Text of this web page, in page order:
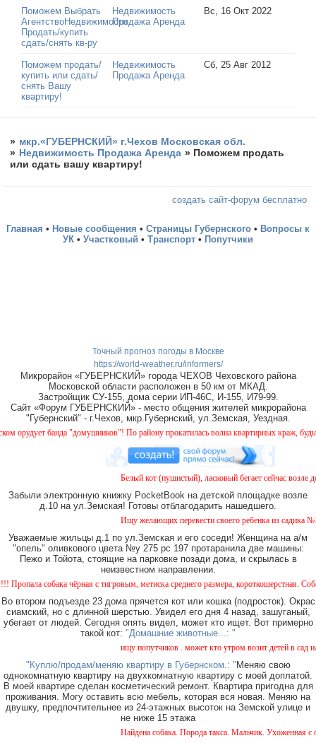
Поможем Выбрать
АгентствоНедвижимости
Продать/купить
сдать/снять кв-ру
Недвижимость
Продажа Аренда
Вс, 16 Окт 2022
Поможем продать/
купить или сдать/
снять Вашу
квартиру!
Недвижимость
Продажа Аренда
Сб, 25 Авг 2012
» мкр.«ГУБЕРНСКИЙ» г.Чехов Московская обл.
» Недвижимость Продажа Аренда » Поможем продать
или сдать вашу квартиру!
создать сайт-форум бесплатно
Главная • Новые сообщения • Страницы Губернского • Вопросы к
УК • Участковый • Транспорт • Попутчики
Точный прогноз погоды в Москве
https://world-weather.ru/informers/
Микрорайон «ГУБЕРНСКИЙ» города ЧЕХОВ Чеховского района
Московской области расположен в 50 км от МКАД.
Застройщик СУ-155, дома серии ИП-46С, И-155, И79-99.
Сайт «Форум ГУБЕРНСКИЙ» - место общения жителей микрорайона
"Губернский" - г.Чехов, мкр.Губернский, ул.Земская, Уездная.
банда "домушников"! По району прокатилась волна квартирных краж, будьте
Белый кот (пушистый), ласковый бегает сейчас возле
Забыли электронную книжку PocketBook на детской площадке возле
д.10 на ул.Земская! Готовы отблагодарить нашедшего.
Ищу желающих перевести своего ребенка из садика
Уважаемые жильцы д.1 по ул.Земская и его соседи! Женщина на а/м
"опель" оливкового цвета №у 275 рс 197 протаранила две машины:
Пежо и Тойота, стоящие на парковке позади дома, и скрылась в
неизвестном направлении.
собака чёрная с тигровым, метиска среднего размера, короткошерстная. Собака
Во втором подъезде 23 дома прячется кот или кошка (подросток). Окрас
сиамский, но с длинной шерстью. Увидел его дня 4 назад, зашуганый,
убегает от людей. Сегодня опять видел, может кто ищет. Вот примерно
такой кот: "Домашние животные...: "
ищу попутчиков . может кто утром возит детей в сад
"Куплю/продам/меняю квартиру в Губернском.: " Меняю свою
однокомнатную квартиру на двухкомнатную квартиру с моей доплатой.
В моей квартире сделан косметический ремонт. Квартира пригодна для
проживания. Могу оставить всю мебель, которая вся новая. Меняю на
двушку, предпочтительнее из 24-этажных высоток на Земской улице и
не ниже 15 этажа
Найдена собака. Порода такса. Мальчик. Ухоженная с